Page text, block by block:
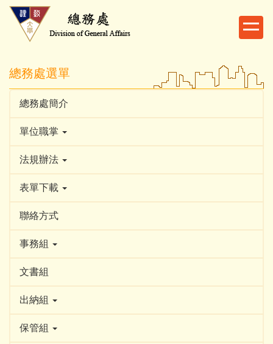
跳
內
總務處選單
總務處簡介
單位職掌
法規辦法
表單下載
聯絡方式
事務組
文書組
出納組
保管組